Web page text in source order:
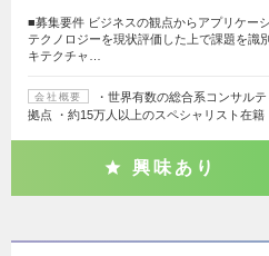
■募集要件 ビジネスの観点からアプリケー
テクノロジーを現状評価した上で課題を識
キテクチャ…
会社概要
・世界有数の総合系コンサル
拠点 ・約15万人以上のスペシャリスト在籍
興味あり